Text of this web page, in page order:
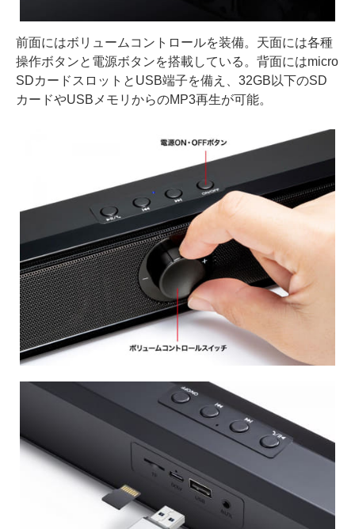
前面にはボリュームコントロールを装備。天面には各種
操作ボタンと電源ボタンを搭載している。背面にはmicro
SDカードスロットとUSB端子を備え、32GB以下のSD
カードやUSBメモリからのMP3再生が可能。